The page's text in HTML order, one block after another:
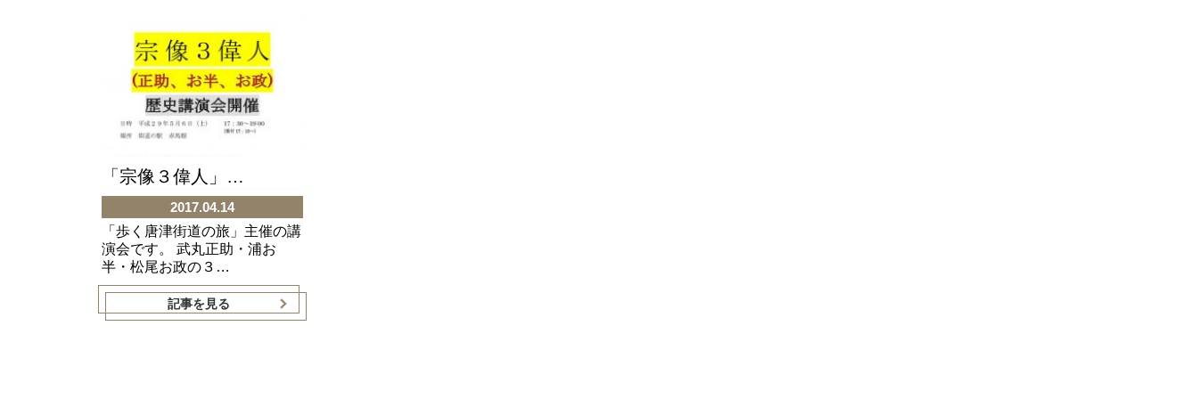
「宗像３偉人」…
2017.04.14
「歩く唐津街道の旅」主催の講
演会です。 武丸正助・浦お
半・松尾お政の３…
記事を見る